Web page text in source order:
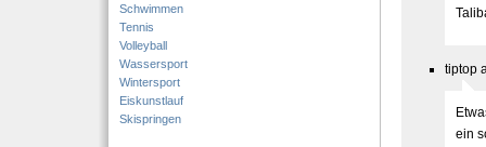
Schwimmen
Tennis
Volleyball
Wassersport
Wintersport
Eiskunstlauf
Skispringen
tiptop
ein